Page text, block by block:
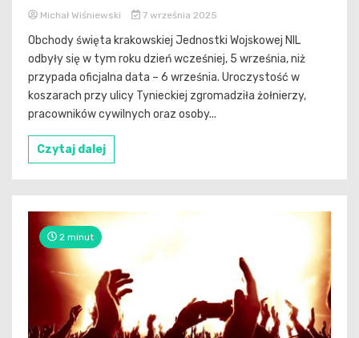
Michał Wiśniewski 7 września 2025
Obchody święta krakowskiej Jednostki Wojskowej NIL
odbyły się w tym roku dzień wcześniej, 5 września, niż
przypada oficjalna data – 6 września. Uroczystość w
koszarach przy ulicy Tynieckiej zgromadziła żołnierzy,
pracowników cywilnych oraz osoby...
Czytaj dalej
2 minut